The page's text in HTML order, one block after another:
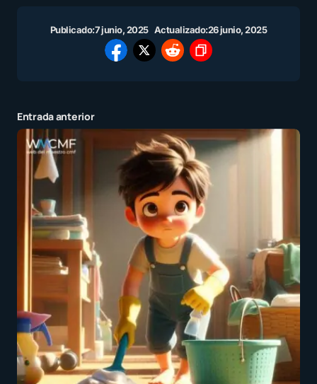
Publicado:7 junio, 2025 Actualizado:26 junio, 2025
Entrada anterior